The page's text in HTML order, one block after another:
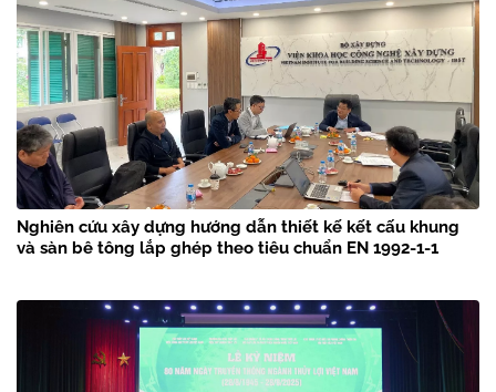
Nghiên cứu xây dựng hướng dẫn thiết kế kết cấu khung
và sàn bê tông lắp ghép theo tiêu chuẩn EN 1992-1-1